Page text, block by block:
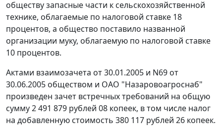
обществу запасные части к сельскохозяйственной
технике, облагаемые по налоговой ставке 18
процентов, а общество поставило названной
организации муку, облагаемую по налоговой ставке
10 процентов.
Актами взаимозачета от 30.01.2005 и N69 от
30.06.2005 обществом и ОАО "Назаровоагроснаб"
произведен зачет встречных требований на общую
сумму 2 491 879 рублей 08 копеек, в том числе налог
на добавленную стоимость 380 117 рублей 26 копеек.